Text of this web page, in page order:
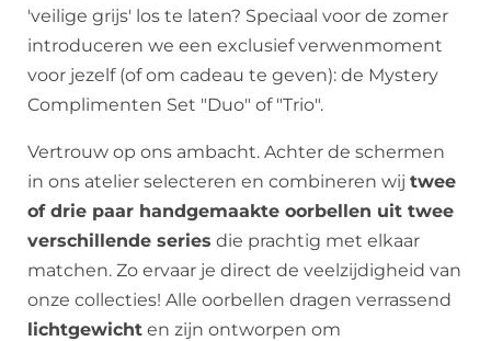
'veilige grijs' los te laten? Speciaal voor de zomer
introduceren we een exclusief verwenmoment
voor jezelf (of om cadeau te geven): de Mystery
Complimenten Set "Duo" of "Trio".
Vertrouw op ons ambacht. Achter de schermen
in ons atelier selecteren en combineren wij twee
of drie paar handgemaakte oorbellen uit twee
verschillende series die prachtig met elkaar
matchen. Zo ervaar je direct de veelzijdigheid van
onze collecties! Alle oorbellen dragen verrassend
lichtgewicht en zijn ontworpen om